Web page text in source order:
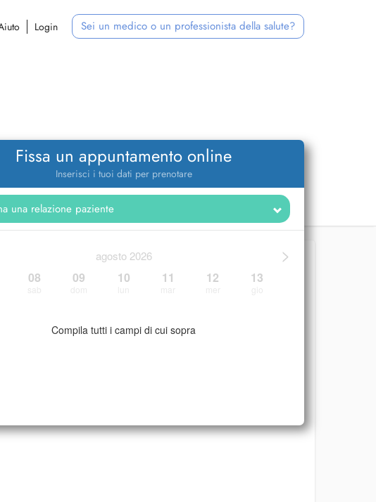
Login Sei un medico o un professionista della salute?
Fissa un appuntamento online
Inserisci i tuoi dati per prenotare
>
agosto 2026
08 09 10 11 12 13
Compila tutti i campi di cui sopra